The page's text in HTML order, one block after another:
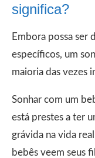
significa?
Embora possa ser
específicos, um
maioria das vezes
Sonhar com um
está prestes a ter
grávida na vida
bebês veem seus